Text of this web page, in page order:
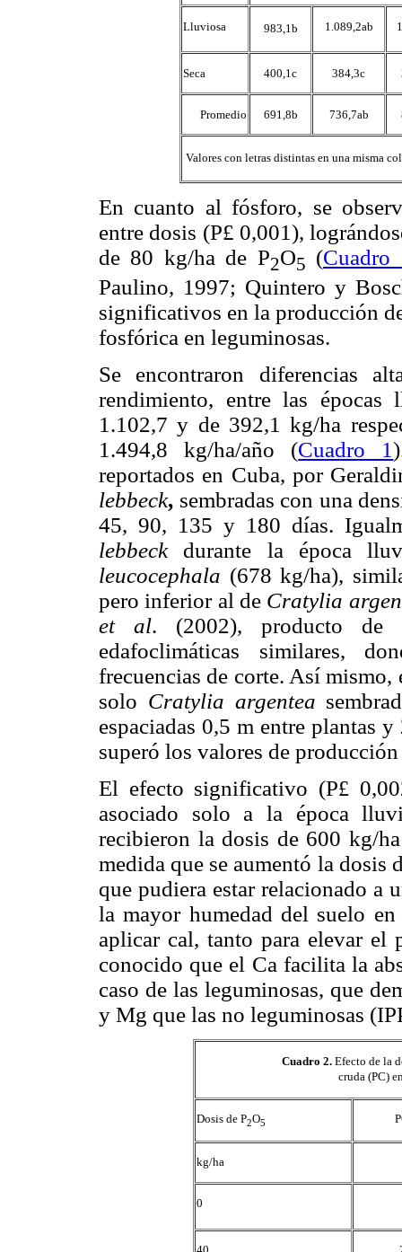
Lluviosa 983,1b 1.089,2ab
Seca 400,1c 384,3c
Promedio 691,8b 736,7ab
 Valores con letras distintas en una misma
En cuanto al fósforo, se
entre dosis (P£ 0,001),
de 80 kg/ha de P2O5 (Cuadro
Paulino, 1997; Quintero y
significativos en la producción
fosfórica en leguminosas.
Se encontraron diferencias
rendimiento, entre las
1.102,7 y de 392,1 kg/ha
1.494,8 kg/ha/año (Cuadro 1
reportados en Cuba, por
lebbeck, sembradas con una
45, 90, 135 y 180 días.
lebbeckdurante la época
leucocephala (678 kg/ha),
pero inferior al de Cratylia
et al. (2002), producto de
edafoclimáticas similares,
frecuencias de corte. Así mismo,
solo Cratylia argentea
espaciadas 0,5 m entre plantas
superó los valores de
El efecto significativo (P£
asociado solo a la época
recibieron la dosis de 600 kg/
medida que se aumentó la
que pudiera estar relacionado a
la mayor humedad del suelo
aplicar cal, tanto para elevar el
conocido que el Ca facilita la
caso de las leguminosas, que
y Mg que las no leguminosas
Cuadro 2. Efecto de la
cruda (PC)
Dosis de P2O5
kg/ha
0